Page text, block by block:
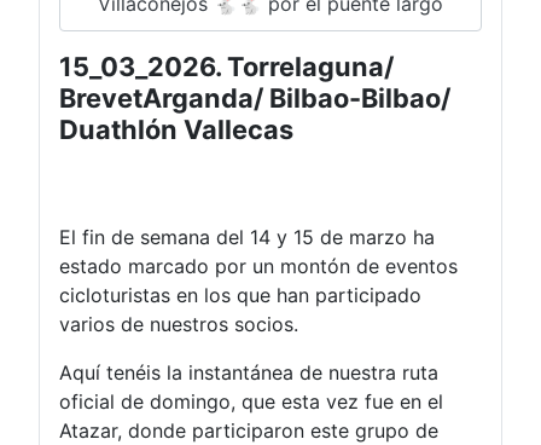
15_03_2026. Torrelaguna/
BrevetArganda/ Bilbao-Bilbao/
Duathlón Vallecas
El fin de semana del 14 y 15 de marzo ha
estado marcado por un montón de eventos
cicloturistas en los que han participado
varios de nuestros socios.
Aquí tenéis la instantánea de nuestra ruta
oficial de domingo, que esta vez fue en el
Atazar, donde participaron este grupo de